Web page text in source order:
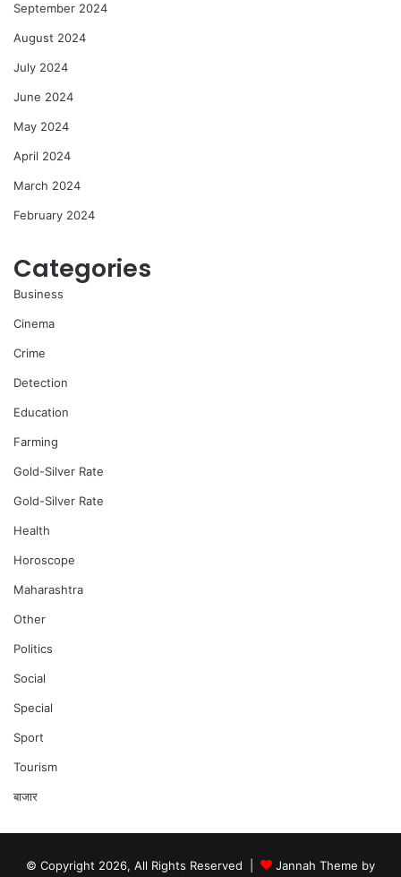
September 2024
August 2024
July 2024
June 2024
May 2024
April 2024
March 2024
February 2024
Categories
Business
Cinema
Crime
Detection
Education
Farming
Gold-Silver Rate
Gold-Silver Rate
Health
Horoscope
Maharashtra
Other
Politics
Social
Special
Sport
Tourism
बाजार
© Copyright 2026, All Rights Reserved | Jannah Theme by